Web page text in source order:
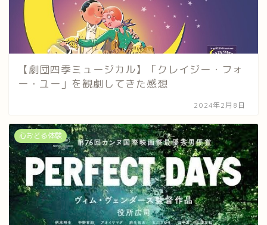
【劇団四季ミュージカル】「クレイジー・フォ
ー・ユー」を観劇してきた感想
2024年2月8日
心おどる体験